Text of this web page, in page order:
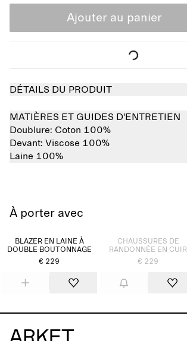
Ajouter au panier
DÉTAILS DU PRODUIT
MATIÈRES ET GUIDES D'ENTRETIEN
Doublure: Coton 100%
Devant: Viscose 100%
Laine 100%
À porter avec
BLAZER EN LAINE À
DOUBLE BOUTONNAGE
€ 229
CHAUSSURES DE
RANDONNÉE EN CUIR
€ 229